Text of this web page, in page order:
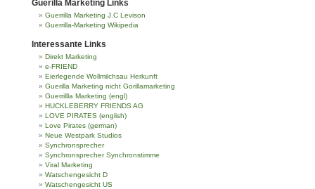
Guerilla Marketing Links
Guerrilla Marketing J.C Levison
Guerrilla-Marketing Wikipedia
Interessante Links
Direkt Marketing
e-FRIEND
Eierlegende Wollmilchsau Herkunft
Guerilla Marketing nicht Gorillamarketing
Guerrillla Marketing (engl)
HUCKLEBERRY FRIENDS AG
LOVE PIRATES (english)
Love Pirates (german)
Neue Westpark Studios
Synchronsprecher
Synchronsprecher Synchronstimme
Viral Marketing
Watschengesicht D
Watschengesicht US